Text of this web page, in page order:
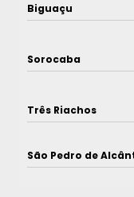
Biguaçu
Sorocaba
Três Riachos
São Pedro de